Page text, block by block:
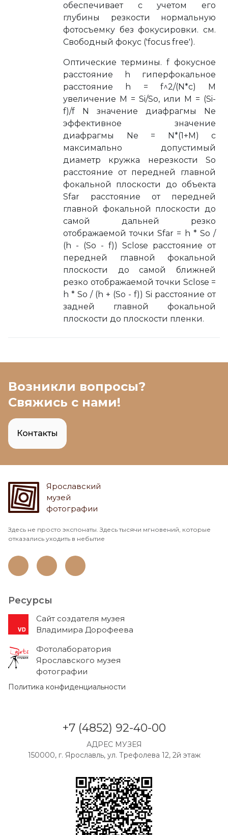
обеспечивает с учетом его
глубины резкости нормальную
фотосъемку без фокусировки. см.
Свободный фокус ('focus free').
Оптические термины. f фокусное
расстояние h гиперфокальное
расстояние h = f^2/(N*c) M
увеличение M = Si/So, или M = (Si-
f)/f N значение диафрагмы Ne
эффективное значение
диафрагмы Ne = N*(1+M) c
максимально допустимый
диаметр кружка нерезкости So
расстояние от передней главной
фокальной плоскости до объекта
Sfar расстояние от передней
главной фокальной плоскости до
самой дальней резко
отображаемой точки Sfar = h * So /
(h - (So - f)) Sclose расстояние от
передней главной фокальной
плоскости до самой ближней
резко отображаемой точки Sclose =
h * So / (h + (So - f)) Si расстояние от
задней главной фокальной
плоскости до плоскости пленки.
Возникли вопросы?
Свяжись с нами!
Контакты
Ярославский
музей
фотографии
Здесь не просто экспонаты. Здесь тысячи мгновений, которые
отказались уходить в небытие
Ресурсы
Cайт создателя музея
Владимира Дорофеева
Фотолаборатория
Ярославского музея
фотографии
Политика конфиденциальности
+7 (4852) 92-40-00
АДРЕС МУЗЕЯ
150000, г. Ярославль, ул. Трефолева 12, 2й этаж